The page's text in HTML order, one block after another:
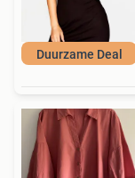
Duurzame Deal